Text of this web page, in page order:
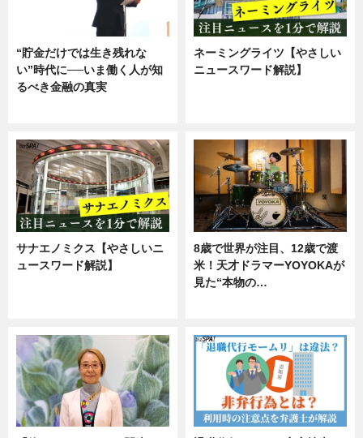
“貯金だけでは生き残れな
い”時代に──いま働く人が知
るべき金融の真実
ネーミングライツ【やさしい
ニュースワード解説】
サナエノミクス【やさしいニ
ュースワード解説】
8歳で世界が注目、12歳で渡
米！天才ドラマーYOYOKAが
見た“本物の…